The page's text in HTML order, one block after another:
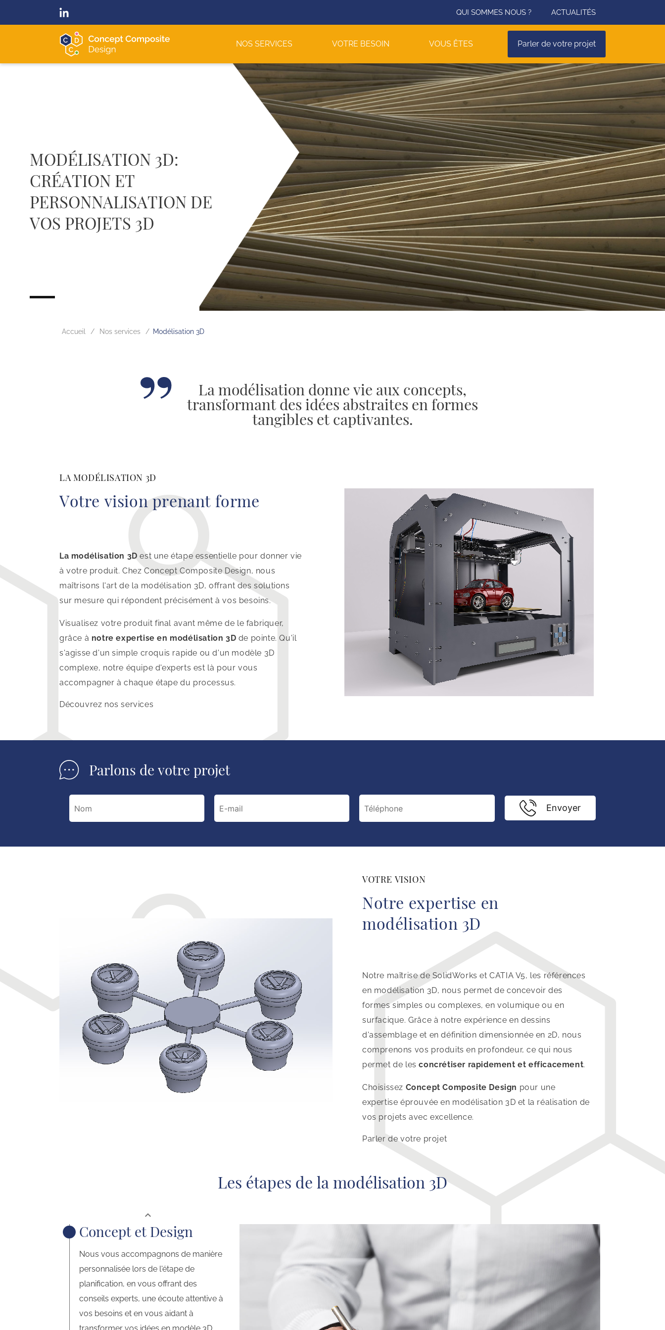
QUI SOMMES NOUS ? ACTUALITÉS
NOS SERVICES VOTRE BESOIN VOUS ÊTES Parler de votre projet
MODÉLISATION 3D:
CRÉATION ET
PERSONNALISATION DE
VOS PROJETS 3D
Accueil Nos services Modélisation 3D
La modélisation donne vie aux concepts,
transformant des idées abstraites en formes
tangibles et captivantes.
LA MODÉLISATION 3D
Votre vision prenant forme
La modélisation 3D est une étape essentielle pour donner vie
à votre produit. Chez Concept Composite Design, nous
maîtrisons l'art de la modélisation 3D, offrant des solutions
sur mesure qui répondent précisément à vos besoins.
Visualisez votre produit final avant même de le fabriquer,
grâce à notre expertise en modélisation 3D de pointe. Qu'il
s'agisse d'un simple croquis rapide ou d'un modèle 3D
complexe, notre équipe d'experts est là pour vous
accompagner à chaque étape du processus.
Découvrez nos services
Parlons de votre projet
Envoyer
VOTRE VISION
Notre expertise en
modélisation 3D
Notre maîtrise de SolidWorks et CATIA V5, les références
en modélisation 3D, nous permet de concevoir des
formes simples ou complexes, en volumique ou en
surfacique. Grâce à notre expérience en dessins
d'assemblage et en définition dimensionnée en 2D, nous
comprenons vos produits en profondeur, ce qui nous
permet de lesconcrétiser rapidement et efficacement.
Choisissez Concept Composite Design pour une
expertise éprouvée en modélisation 3D et la réalisation de
vos projets avec excellence.
Parler de votre projet
Les étapes de la modélisation 3D
expand_less
Concept et Design
Nous vous accompagnons de manière
personnalisée lors de l'étape de
planification, en vous offrant des
conseils experts, une écoute attentive à
vos besoins et en vous aidant à